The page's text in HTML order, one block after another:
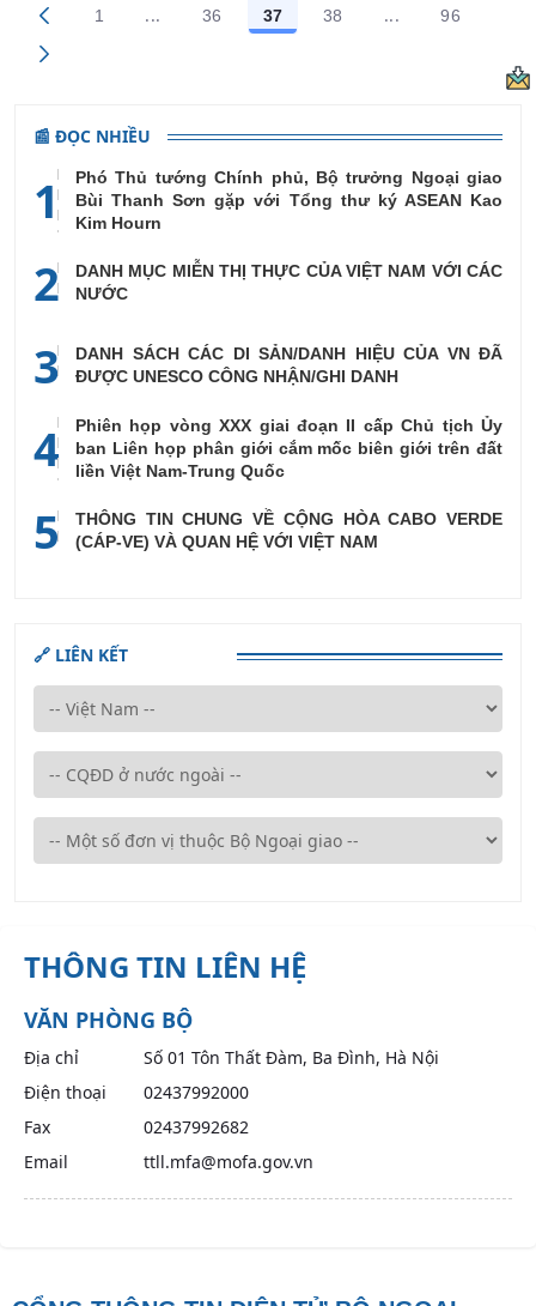
Các trang trên cổng
1 ...Trang trung gian Use TAB to navigate.
Các trang trên cổng
36 Các trang trên cổng
37 Các trang trên cổng
38 ...Trang trung
Các
96
📰 ĐỌC NHIỀU
1
Phó Thủ tướng Chính phủ, Bộ trưởng Ngoại giao
Bùi Thanh Sơn gặp với Tổng thư ký ASEAN Kao
Kim Hourn
2
DANH MỤC MIỄN THỊ THỰC CỦA VIỆT NAM VỚI CÁC
NƯỚC
3
DANH SÁCH CÁC DI SẢN/DANH HIỆU CỦA VN ĐÃ
ĐƯỢC UNESCO CÔNG NHẬN/GHI DANH
4
Phiên họp vòng XXX giai đoạn II cấp Chủ tịch Ủy
ban Liên họp phân giới cắm mốc biên giới trên đất
liền Việt Nam-Trung Quốc
5
THÔNG TIN CHUNG VỀ CỘNG HÒA CABO VERDE
(CÁP-VE) VÀ QUAN HỆ VỚI VIỆT NAM
🔗 LIÊN KẾT
THÔNG TIN LIÊN HỆ
VĂN PHÒNG BỘ
Địa chỉ
Số 01 Tôn Thất Đàm, Ba Đình, Hà Nội
Điện thoại
02437992000
Fax
02437992682
Email
ttll.mfa@mofa.gov.vn